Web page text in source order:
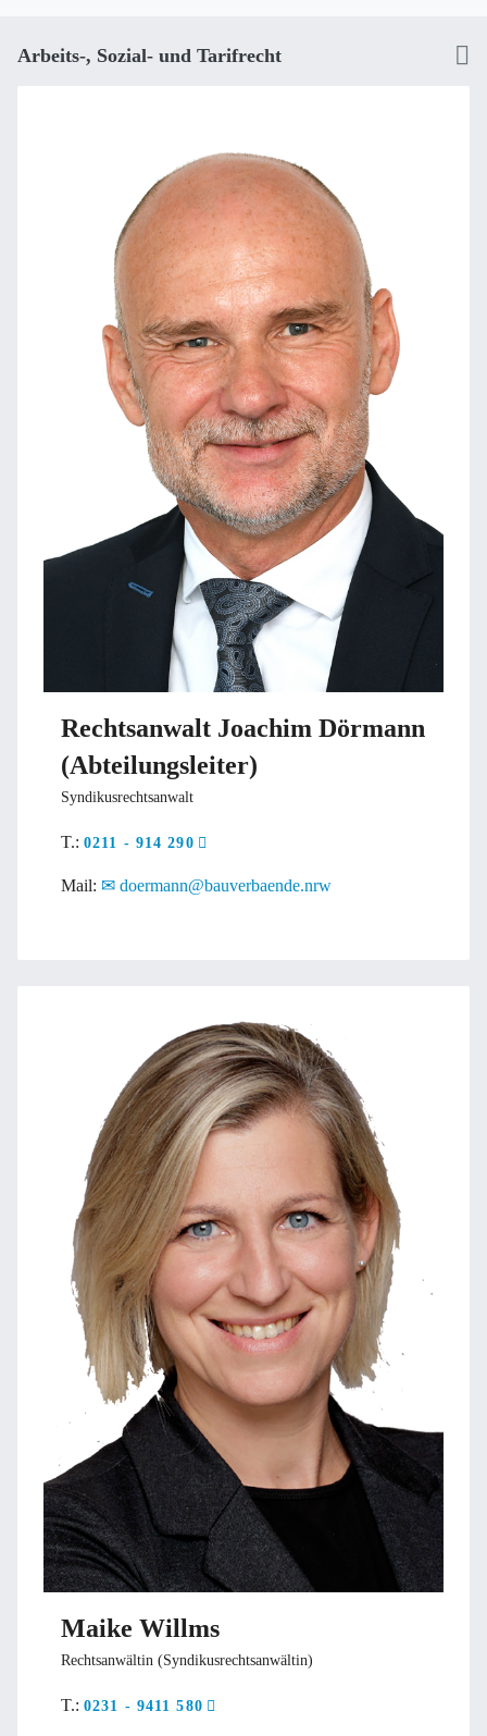
Arbeits-, Sozial- und Tarifrecht
Rechtsanwalt Joachim Dörmann
(Abteilungsleiter)
Syndikusrechtsanwalt
T.: 0211 - 914 290
Mail: doermann@bauverbaende.nrw
Maike Willms
Rechtsanwältin (Syndikusrechtsanwältin)
T.: 0231 - 9411 580